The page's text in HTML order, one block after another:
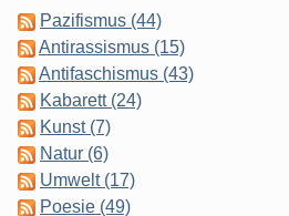
Pazifismus (44)
Antirassismus (15)
Antifaschismus (43)
Kabarett (24)
Kunst (7)
Natur (6)
Umwelt (17)
Poesie (49)